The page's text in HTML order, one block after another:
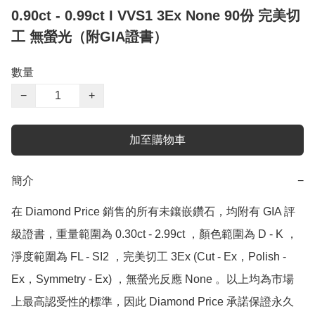
0.90ct - 0.99ct I VVS1 3Ex None 90份 完美切
工 無螢光（附GIA證書）
數量
−
+
加至購物車
簡介 −
在 Diamond Price 銷售的所有未鑲嵌鑽石，均附有 GIA 評
級證書，重量範圍為 0.30ct - 2.99ct ，顏色範圍為 D - K ，
淨度範圍為 FL - SI2 ，完美切工 3Ex (Cut - Ex，Polish -
Ex，Symmetry - Ex) ，無螢光反應 None 。以上均為市場
上最高認受性的標準，因此 Diamond Price 承諾保證永久